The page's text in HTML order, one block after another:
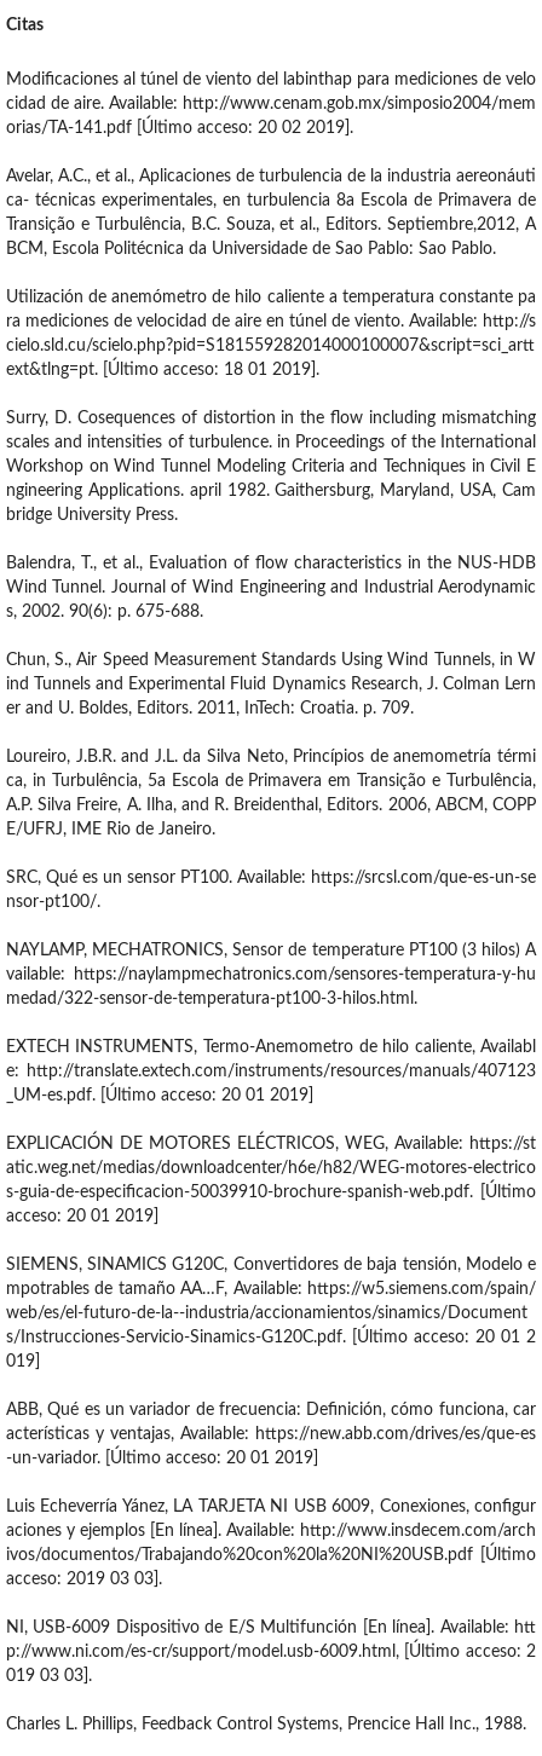
Citas
Modificaciones al túnel de viento del labinthap para mediciones de velo
cidad de aire. Available: http://www.cenam.gob.mx/simposio2004/mem
orias/TA-141.pdf [Último acceso: 20 02 2019].
Avelar, A.C., et al., Aplicaciones de turbulencia de la industria aereonáuti
ca- técnicas experimentales, en turbulencia 8a Escola de Primavera de
Transição e Turbulência, B.C. Souza, et al., Editors. Septiembre,2012, A
BCM, Escola Politécnica da Universidade de Sao Pablo: Sao Pablo.
Utilización de anemómetro de hilo caliente a temperatura constante pa
ra mediciones de velocidad de aire en túnel de viento. Available: http://s
cielo.sld.cu/scielo.php?pid=S181559282014000100007&script=sci_artt
ext&tlng=pt. [Último acceso: 18 01 2019].
Surry, D. Cosequences of distortion in the flow including mismatching
scales and intensities of turbulence. in Proceedings of the International
Workshop on Wind Tunnel Modeling Criteria and Techniques in Civil E
ngineering Applications. april 1982. Gaithersburg, Maryland, USA, Cam
bridge University Press.
Balendra, T., et al., Evaluation of flow characteristics in the NUS-HDB
Wind Tunnel. Journal of Wind Engineering and Industrial Aerodynamic
s, 2002. 90(6): p. 675-688.
Chun, S., Air Speed Measurement Standards Using Wind Tunnels, in W
ind Tunnels and Experimental Fluid Dynamics Research, J. Colman Lern
er and U. Boldes, Editors. 2011, InTech: Croatia. p. 709.
Loureiro, J.B.R. and J.L. da Silva Neto, Princípios de anemometría térmi
ca, in Turbulência, 5a Escola de Primavera em Transição e Turbulência,
A.P. Silva Freire, A. Ilha, and R. Breidenthal, Editors. 2006, ABCM, COPP
E/UFRJ, IME Rio de Janeiro.
SRC, Qué es un sensor PT100. Available: https://srcsl.com/que-es-un-se
nsor-pt100/.
NAYLAMP, MECHATRONICS, Sensor de temperature PT100 (3 hilos) A
vailable: https://naylampmechatronics.com/sensores-temperatura-y-hu
medad/322-sensor-de-temperatura-pt100-3-hilos.html.
EXTECH INSTRUMENTS, Termo-Anemometro de hilo caliente, Availabl
e: http://translate.extech.com/instruments/resources/manuals/407123
_UM-es.pdf. [Último acceso: 20 01 2019]
EXPLICACIÓN DE MOTORES ELÉCTRICOS, WEG, Available: https://st
atic.weg.net/medias/downloadcenter/h6e/h82/WEG-motores-electrico
s-guia-de-especificacion-50039910-brochure-spanish-web.pdf. [Último
acceso: 20 01 2019]
SIEMENS, SINAMICS G120C, Convertidores de baja tensión, Modelo e
mpotrables de tamaño AA…F, Available: https://w5.siemens.com/spain/
web/es/el-futuro-de-la--industria/accionamientos/sinamics/Document
s/Instrucciones-Servicio-Sinamics-G120C.pdf. [Último acceso: 20 01 2
019]
ABB, Qué es un variador de frecuencia: Definición, cómo funciona, car
acterísticas y ventajas, Available: https://new.abb.com/drives/es/que-es
-un-variador. [Último acceso: 20 01 2019]
Luis Echeverría Yánez, LA TARJETA NI USB 6009, Conexiones, configur
aciones y ejemplos [En línea]. Available: http://www.insdecem.com/arch
ivos/documentos/Trabajando%20con%20la%20NI%20USB.pdf [Último
acceso: 2019 03 03].
NI, USB-6009 Dispositivo de E/S Multifunción [En línea]. Available: htt
p://www.ni.com/es-cr/support/model.usb-6009.html, [Último acceso: 2
019 03 03].
Charles L. Phillips, Feedback Control Systems, Prencice Hall Inc., 1988.